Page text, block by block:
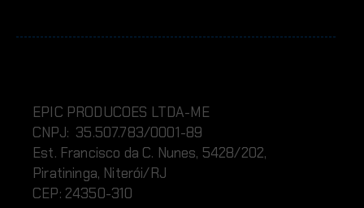
EPIC PRODUCOES LTDA-ME
CNPJ: 35.507.783/0001-89
Est. Francisco da C. Nunes, 5428/202,
Piratininga, Niterói/RJ
CEP: 24350-310